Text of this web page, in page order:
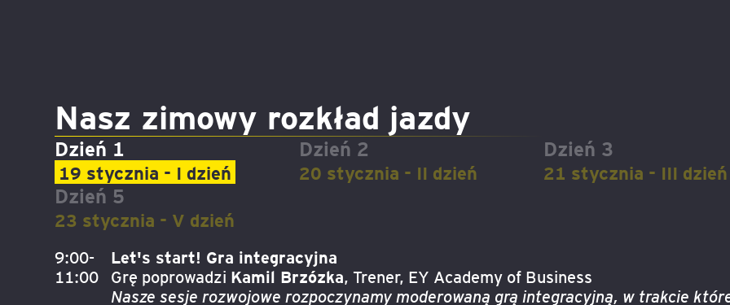
Nasz zimowy rozkład jazdy
Dzień 1
19 stycznia - I dzień
Dzień 2
20 stycznia - II dzień
Dzień 3
21 stycznia - III dzień
Dzień 5
23 stycznia - V dzień
9:00-
11:00
Let's start! Gra integracyjna
Grę poprowadzi Kamil Brzózka, Trener, EY Academy of Business
Nasze sesje rozwojowe rozpoczynamy moderowaną grą integracyjną, w trakcie